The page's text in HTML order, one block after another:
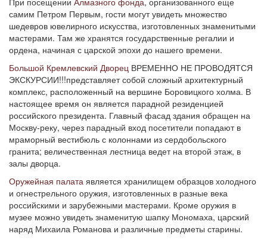
самим Петром Первым, гости могут увидеть множество
шедевров ювелирного искусства, изготовленных знаменитыми
мастерами. Там же хранятся государственные регалии и
ордена, начиная с царской эпохи до нашего времени.
Большой Кремлевский Дворец ВРЕМЕННО НЕ ПРОВОДЯТСЯ
ЭКСКУРСИИ!!!представляет собой сложный архитектурный
комплекс, расположенный на вершине Боровицкого холма. В
настоящее время он является парадной резиденцией
российского президента. Главный фасад здания обращен на
Москву-реку, через парадный вход посетители попадают в
мраморный вестибюль с колоннами из сердобольского
гранита; величественная лестница ведет на второй этаж, в
залы дворца.
Оружейная палата является хранилищем образцов холодного
и огнестрельного оружия, изготовленных в разные века
российскими и зарубежными мастерами. Кроме оружия в
музее можно увидеть знаменитую шапку Мономаха, царский
наряд Михаила Романова и различные предметы старины.